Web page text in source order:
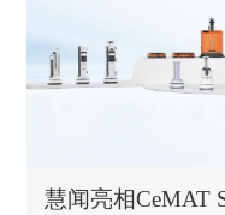
慧闻亮相CeMAT